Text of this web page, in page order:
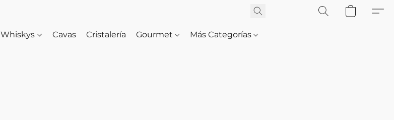
Whiskys Cavas Cristalería Gourmet Más Categorías